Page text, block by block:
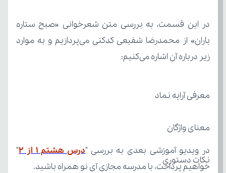
زیر درباره آن اشاره می‌کنیم:
معرفی آرایه نماد
معنای واژگان
نکات دستوری
در ویدیو آموزشی بعدی به بررسی "درس هشتم ۱ از ۲
خواهیم پرداخت، با مدرسه مجازی آی نو همراه باشید.